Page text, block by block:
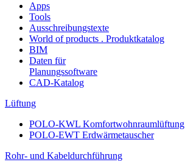
Apps
Tools
Ausschreibungstexte
World of products . Produktkatalog
BIM
Daten für
Planungssoftware
CAD-Katalog
Lüftung
POLO-KWL Komfortwohnraumlüftung
POLO-EWT Erdwärmetauscher
Rohr- und Kabeldurchführung